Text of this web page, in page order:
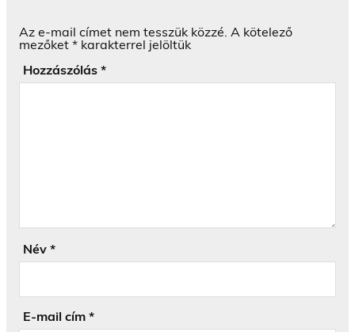
Az e-mail címet nem tesszük közzé. A kötelező
mezőket * karakterrel jelöltük
Hozzászólás *
Név *
E-mail cím *